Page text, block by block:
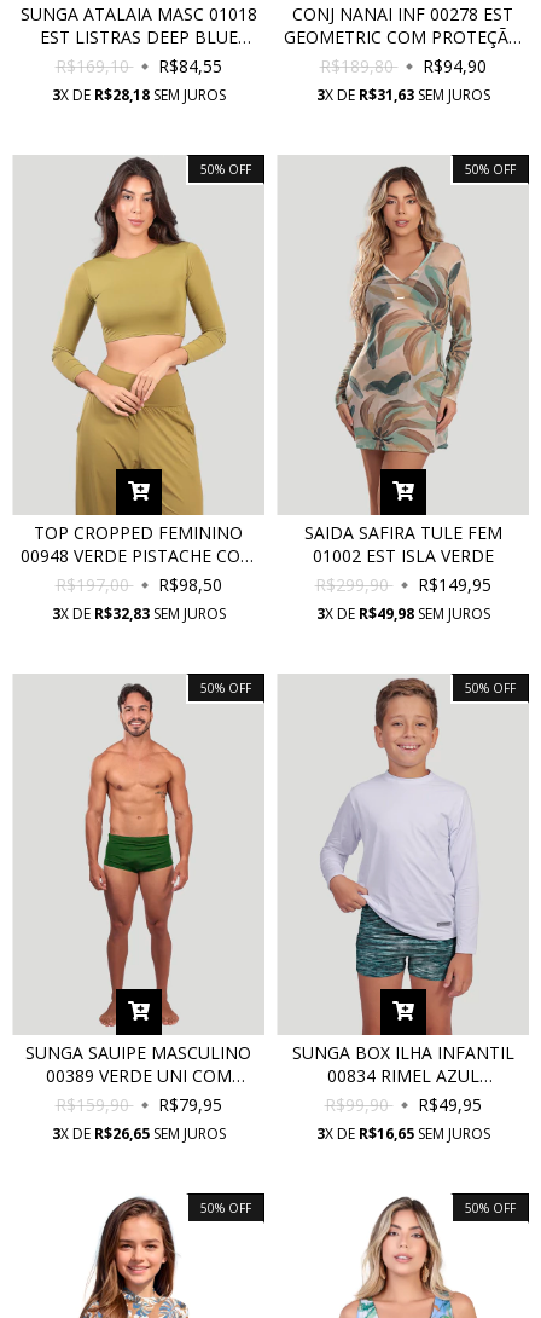
SUNGA ATALAIA MASC 01018
EST LISTRAS DEEP BLUE
COM PROTEÇÃO UV
R$169,10 R$84,55
3X DE R$28,18SEM JUROS
CONJ NANAI INF 00278 EST
GEOMETRIC COM PROTEÇÃO
UV
R$189,80 R$94,90
3X DE R$31,63SEM JUROS
50% OFF
TOP CROPPED FEMININO
00948 VERDE PISTACHE COM
PROTEÇÃO UV
R$197,00 R$98,50
3X DE R$32,83SEM JUROS
50% OFF
SAIDA SAFIRA TULE FEM
01002 EST ISLA VERDE
R$299,90
R$149,95
3X DE R$49,98SEM JUROS
50% OFF
SUNGA SAUIPE MASCULINO
00389 VERDE UNI COM
PROTEÇÃO UV
R$159,90 R$79,95
3X DE R$26,65SEM JUROS
50% OFF
SUNGA BOX ILHA INFANTIL
00834 RIMEL AZUL
COLUMBIA SPORTY COM
PROTEÇÃO UV
R$99,90 R$49,95
3X DE R$16,65SEM JUROS
50% OFF 50% OFF